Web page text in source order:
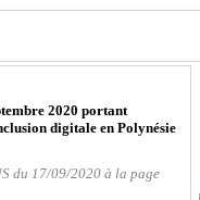
2020 portant
digitale en Polynésie
du 17/09/2020 à la page